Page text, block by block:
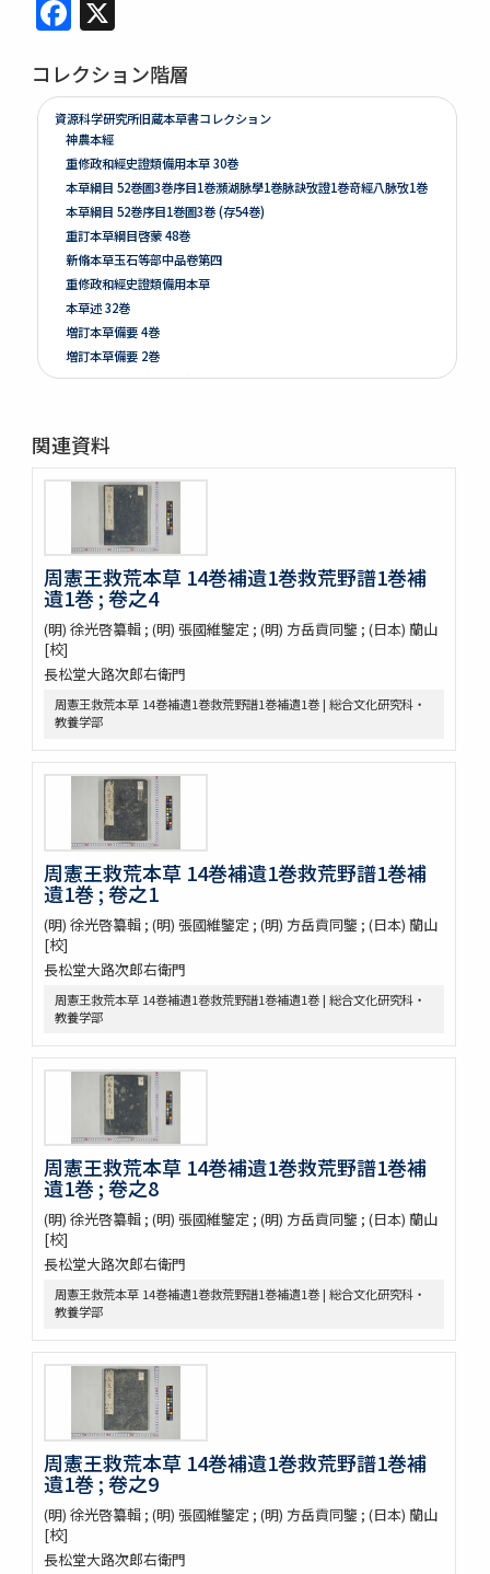
コレクション階層
資源科学研究所旧蔵本草書コレクション
神農本經
重修政和經史證類備用本草 30巻
本草綱目 52巻圖3巻序目1巻瀕湖脉學1巻脉訣攷證1巻竒經八脉攷1巻
本草綱目 52巻序目1巻圖3巻 (存54巻)
重訂本草綱目啓蒙 48巻
新脩本草玉石等部中品卷第四
重修政和經史證類備用本草
本草述 32巻
増訂本草備要 4巻
増訂本草備要 2巻
本草彙言 20巻 (存15巻)
昆蟲草木略 2巻
爾雅註疏 11巻
格致鏡原 100巻
類林新咏 36巻
藥性本草約言 4巻
開拓使官園動植品類簿
周憲王救荒本草 14巻補遺1巻救荒野譜1巻補遺1巻
救荒野譜 1巻補遺1巻坿救荒辟穀諸方
灌園草木識 6巻
南方草木状 3巻坿桂海草木志
坂本浩然菌譜
天工開物 3巻
嶺表録異 3巻
續脩臺灣府志
中山傳信録 6巻/ (清) 徐葆光纂
廣東新語 28巻
農政全書 60巻
農桑輯要 7巻
花暦百詠 2巻坿百花賦考百花和稱
事物異名録 40巻
重刊巣氏諸病源候緫論 50巻 (存45巻)
遠西醫方名物考 36巻補遺9巻
延喜式 50巻
資源科学研究所旧蔵本草書コレクション（国文研デジタル化分）
神農本草経
紹興校定經史證類備急本草 / 王繼先[ほか編]
本草綱目 52巻序目1巻圖3巻瀕湖脉學1巻奇經八脉攷1巻脉訣攷證1巻
坿本草綱目拾遺10巻坿本草萬方鍼線8巻 / (明) 李時珍撰輯 ; (清) 呉毓
昌較訂
本草求眞 12巻序目圖1巻 / (清) 黄宮繍纂呈 ; (清) 黄宮黻校訂 ; (清)
黄學昌 [ほか] 校字
本草和名索引
本草從新 18巻總義1巻 / (清) 呉儀洛 [撰]
本草通玄
袖珍鑑本草綱目 / [前田利保著]
三物考
大成真寫譜
紫藤園攷證 / 源翠嶽鑒定
有毒便覧
毒品便覧
田中芳男君七六展覽會記念誌
錦窠翁耋筵誌
錦窠翁九十賀壽博物會誌 / 伊藤篤太郎編
多識會誌
関連資料
周憲王救荒本草 14巻補遺1巻救荒野譜1巻補
遺1巻 ; 卷之4
(明) 徐光啓纂輯 ; (明) 張國維鑒定 ; (明) 方岳貢同鑒 ; (日本) 蘭山
[校]
長松堂大路次郎右衛門
周憲王救荒本草 14巻補遺1巻救荒野譜1巻補遺1巻 | 総合文化研究科・
教養学部
周憲王救荒本草 14巻補遺1巻救荒野譜1巻補
遺1巻 ; 卷之1
(明) 徐光啓纂輯 ; (明) 張國維鑒定 ; (明) 方岳貢同鑒 ; (日本) 蘭山
[校]
長松堂大路次郎右衛門
周憲王救荒本草 14巻補遺1巻救荒野譜1巻補遺1巻 | 総合文化研究科・
教養学部
周憲王救荒本草 14巻補遺1巻救荒野譜1巻補
遺1巻 ; 卷之8
(明) 徐光啓纂輯 ; (明) 張國維鑒定 ; (明) 方岳貢同鑒 ; (日本) 蘭山
[校]
長松堂大路次郎右衛門
周憲王救荒本草 14巻補遺1巻救荒野譜1巻補遺1巻 | 総合文化研究科・
教養学部
周憲王救荒本草 14巻補遺1巻救荒野譜1巻補
遺1巻 ; 卷之9
(明) 徐光啓纂輯 ; (明) 張國維鑒定 ; (明) 方岳貢同鑒 ; (日本) 蘭山
[校]
長松堂大路次郎右衛門